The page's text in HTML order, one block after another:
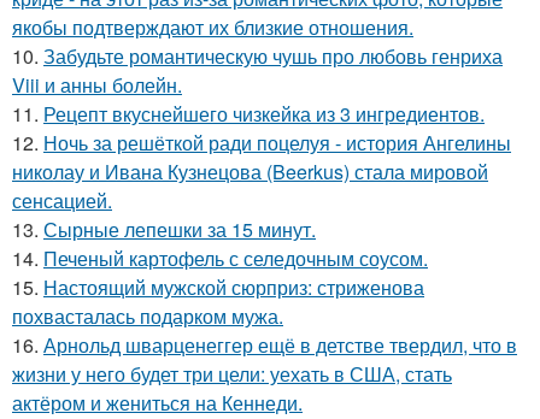
якобы подтверждают их близкие отношения.
10. Забудьте романтическую чушь про любовь генриха
Viii и анны болейн.
11. Рецепт вкуснейшего чизкейка из 3 ингредиентов.
12. Ночь за решёткой ради поцелуя - история Ангелины
николау и Ивана Кузнецова (Beerkus) стала мировой
сенсацией.
13. Сырные лепешки за 15 минут.
14. Печеный картофель с селедочным соусом.
15. Настоящий мужской сюрприз: стриженова
похвасталась подарком мужа.
16. Арнольд шварценеггер ещё в детстве твердил, что в
жизни у него будет три цели: уехать в США, стать
актёром и жениться на Кеннеди.